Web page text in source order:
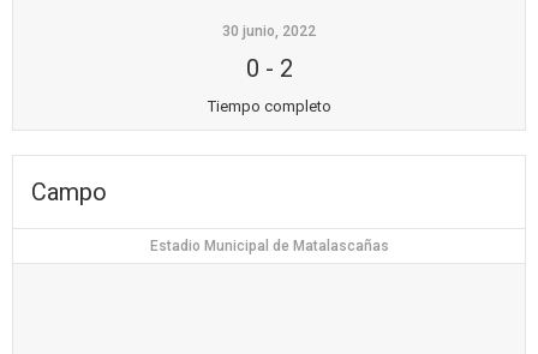
30 junio, 2022
0 - 2
Tiempo completo
Campo
Estadio Municipal de Matalascañas